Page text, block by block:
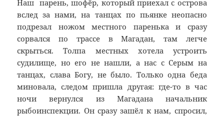
Наш парень, шофёр, который приехал с острова
вслед за нами, на танцах по пьянке неопасно
подрезал ножом местного паренька и сразу
сорвался по трассе в Магадан, там легче
скрыться. Толпа местных хотела устроить
судилище, но его не нашли, а нас с Серым на
танцах, слава Богу, не было. Только одна беда
миновала, следом пришла другая: где-то в час
ночи вернулся из Магадана начальник
рыбоинспекции. Он сразу зашёл к нам, спросил,